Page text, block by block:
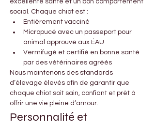
excellente santé et un bon comportement
social. Chaque chiot est :
Entièrement vacciné
Micropucé avec un passeport pour
animal approuvé aux ÉAU
Vermifugé et certifié en bonne santé
par des vétérinaires agréés
Nous maintenons des standards
d’élevage élevés afin de garantir que
chaque chiot soit sain, confiant et prêt à
offrir une vie pleine d’amour.
Personnalité et